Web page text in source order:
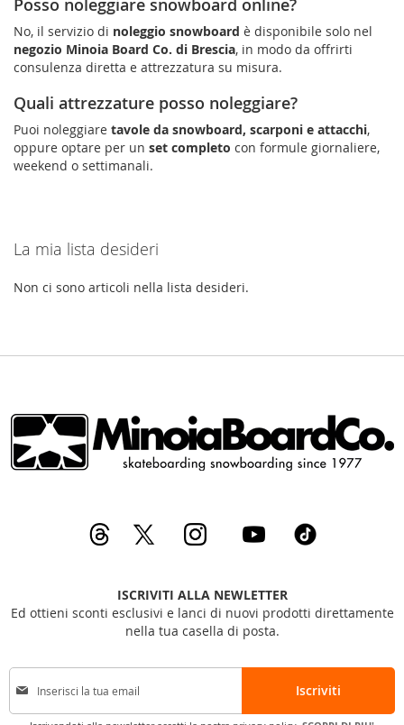
No, il servizio di noleggio snowboard è disponibile solo nel
negozio Minoia Board Co. di Brescia, in modo da offrirti
consulenza diretta e attrezzatura su misura.
Quali attrezzature posso noleggiare?
Puoi noleggiare tavole da snowboard, scarponi e attacchi,
oppure optare per un set completo con formule giornaliere,
weekend o settimanali.
La mia lista desideri
Non ci sono articoli nella lista desideri.
ISCRIVITI ALLA NEWLETTER
Ed ottieni sconti esclusivi e lanci di nuovi prodotti direttamente
nella tua casella di posta.
I
c
Iscriviti